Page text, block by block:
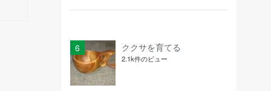
ククサを育てる
2.1k件のビュー